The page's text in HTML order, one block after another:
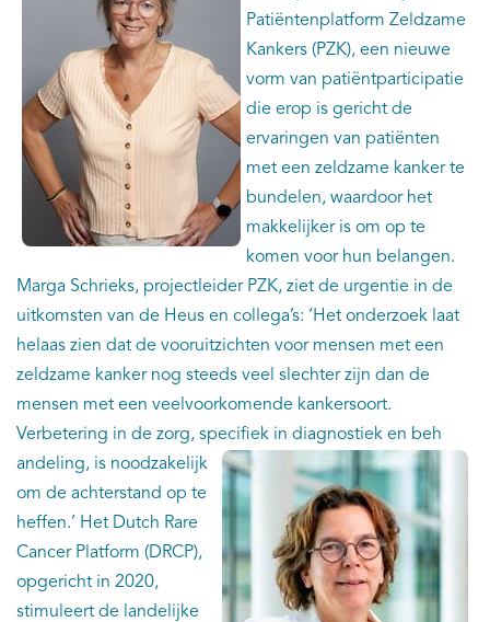
Patiëntenplatform Zeldzame
Kankers (PZK), een nieuwe
vorm van patiëntparticipatie
die erop is gericht de
ervaringen van patiënten
met een zeldzame kanker te
bundelen, waardoor het
makkelijker is om op te
komen voor hun belangen.
Marga Schrieks, projectleider PZK, ziet de urgentie in de
uitkomsten van de Heus en collega’s: ‘Het onderzoek laat
helaas zien dat de vooruitzichten voor mensen met een
zeldzame kanker nog steeds veel slechter zijn dan de
mensen met een veelvoorkomende kankersoort.
Verbetering in de zorg, specifiek in diagnostiek en beh
andeling, is noodzakelijk
om de achterstand op te
heffen.’ Het Dutch Rare
Cancer Platform (DRCP),
opgericht in 2020,
stimuleert de landelijke